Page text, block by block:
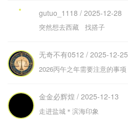
gutuo_1118 / 2025-12-28
突然想去西藏 找搭子
无奇不有0512 / 2025-12-25
2026丙午之年需要注意的事项
金金必辉煌 / 2025-12-13
走进盐城＊滨海印象